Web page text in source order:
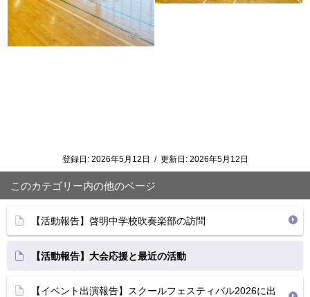
登録日: 2026年5月12日 / 更新日: 2026年5月12日
このカテゴリー内の他のページ
【活動報告】啓明中学校吹奏楽部の訪問
【活動報告】大会応援と最近の活動
【イベント出演報告】スクールフェスティバル2026に出